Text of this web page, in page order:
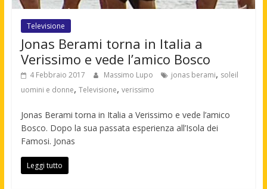
Televisione
Jonas Berami torna in Italia a
Verissimo e vede l’amico Bosco
4 Febbraio 2017 Massimo Lupo jonas berami, soleil
uomini e donne, Televisione, verissimo
Jonas Berami torna in Italia a Verissimo e vede l’amico
Bosco. Dopo la sua passata esperienza all’Isola dei
Famosi. Jonas
Leggi tutto